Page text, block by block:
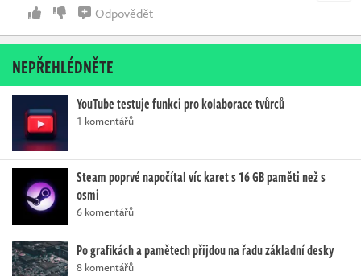
Odpovědět
NEPŘEHLÉDNĚTE
YouTube testuje funkci pro kolaborace tvůrců
1 komentářů
Steam poprvé napočítal víc karet s 16 GB paměti než s
osmi
6 komentářů
Po grafikách a pamětech přijdou na řadu základní desky
8 komentářů